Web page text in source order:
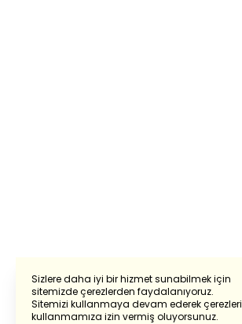
Sizlere daha iyi bir hizmet sunabilmek için
sitemizde çerezlerden faydalanıyoruz.
Sitemizi kullanmaya devam ederek çerezleri
kullanmamıza izin vermiş oluyorsunuz.
Powered by Translate